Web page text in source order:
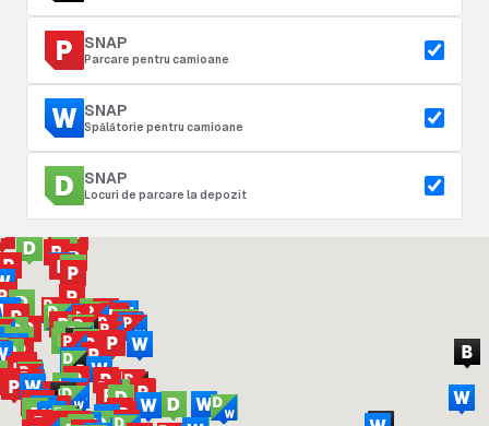
SNAP
Parcare pentru camioane
SNAP
Spălătorie pentru camioane
SNAP
Locuri de parcare la depozit